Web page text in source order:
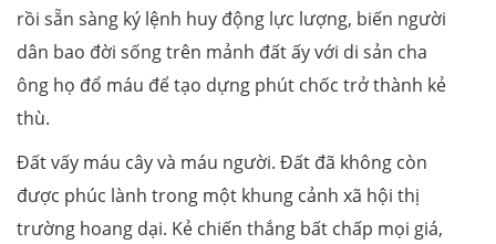
rồi sẵn sàng ký lệnh huy động lực lượng, biến người
dân bao đời sống trên mảnh đất ấy với di sản cha
ông họ đổ máu để tạo dựng phút chốc trở thành kẻ
thù.
Đất vấy máu cây và máu người. Đất đã không còn
được phúc lành trong một khung cảnh xã hội thị
trường hoang dại. Kẻ chiến thắng bất chấp mọi giá,